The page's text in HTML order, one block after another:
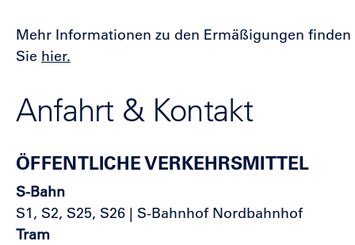
Mehr Informationen zu den Ermäßigungen finden
Sie hier.
Anfahrt & Kontakt
ÖFFENTLICHE VERKEHRSMITTEL
S-Bahn
S1, S2, S25, S26 | S-Bahnhof Nordbahnhof
Tram